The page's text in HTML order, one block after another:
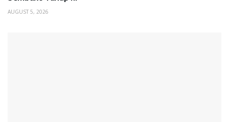
AUGUST 5, 2026